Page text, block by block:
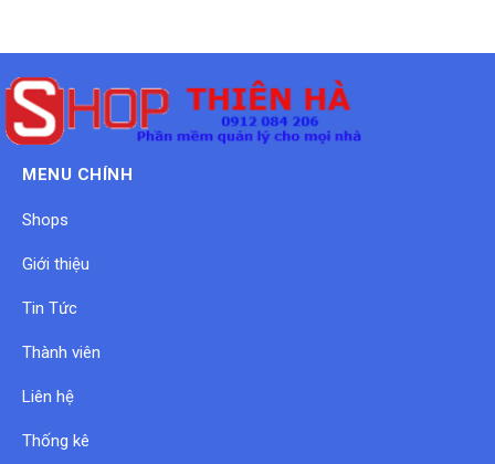
MENU CHÍNH
Shops
Giới thiệu
Tin Tức
Thành viên
Liên hệ
Thống kê